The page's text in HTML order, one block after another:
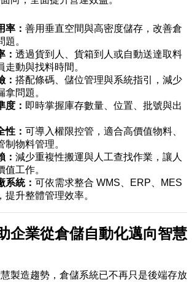
率： 善用垂直空間與高密度儲存，改善倉
。
： 透過貨到人、貨箱到人或自動送達取料
走動與找料時間。
： 搭配條碼、儲位管理與系統指引，減少
拿問題。
度： 即時掌握庫存數量、位置、批號與出
性： 可導入權限控管，適合高價值物料、
制物料管理。
： 減少重複性搬運與人工查找作業，讓人
值工作。
系統： 可依需求整合 WMS、ERP、MES
提升整體管理效率。
企業從倉儲自動化邁向智慧
製造趨勢，倉儲系統已不再只是後端存放